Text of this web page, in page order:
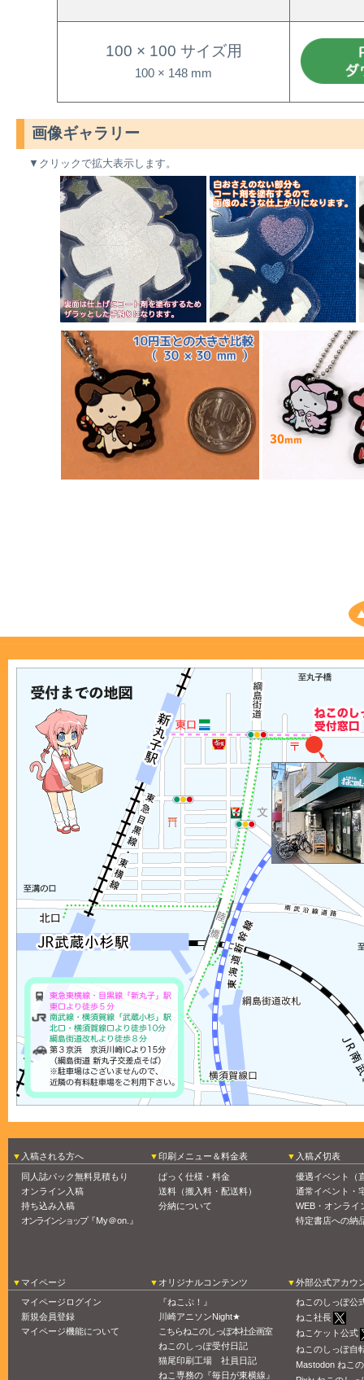
100 × 100 サイズ用
100 × 148 mm
画像ギャラリー
▼クリックで拡大表示します。
入稿される方へ
同人誌パック無料見積もり
オンライン入稿
持ち込み入稿
オンラインショップ『My＠on.』
印刷メニュー＆料金表
ぱっく仕様・料金
送料（搬入料・配送料）
分納について
入稿〆切表
優遇イベント（
通常イベント・
WEB・オンライ
特定書店への納
マイページ
マイページログイン
新規会員登録
マイページ機能について
オリジナルコンテンツ
『ねこぷ！』
川崎アニソンNight★
こちらねこのしっぽ本社企画室
ねこのしっぽ受付日記
猫尾印刷工場 社員日記
ねこ専務の『毎日が東横線』
外部公式アカウ
ねこのしっぽ公
ねこ社長
ねこケット公式
ねこのしっぽ自
Mastodon ねこ